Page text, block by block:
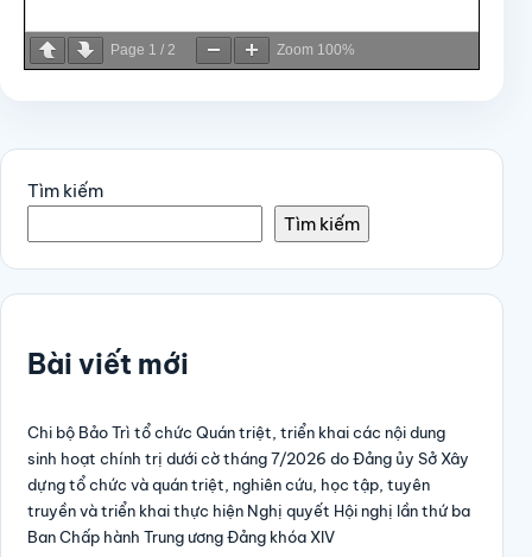
Page 1 / 2 Zoom 100%
Tìm kiếm
Tìm kiếm
Bài viết mới
Chi bộ Bảo Trì tổ chức Quán triệt, triển khai các nội dung
sinh hoạt chính trị dưới cờ tháng 7/2026 do Đảng ủy Sở Xây
dựng tổ chức và quán triệt, nghiên cứu, học tập, tuyên
truyền và triển khai thực hiện Nghị quyết Hội nghị lần thứ ba
Ban Chấp hành Trung ương Đảng khóa XIV